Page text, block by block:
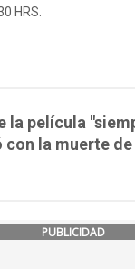
HRS.
la película
la muerte
PUBLICIDAD